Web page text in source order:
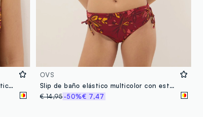
Top de bikini balconette elástico multicolor con estampado floral
OVS
Slip de baño elástico multicolor con estampado floral
€ 14,95-50%€ 7,47